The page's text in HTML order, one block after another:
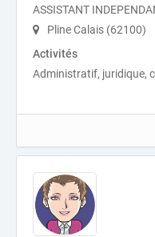
ASSISTANT
Pline Calais (62100)
Activités
Administratif, juridique,